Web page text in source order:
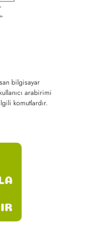
bilgisayar
arabirimi
komutlardır.